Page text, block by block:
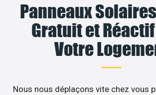
Panneaux
Gratuit et
Votre
Nous nous déplaçons vite chez vous